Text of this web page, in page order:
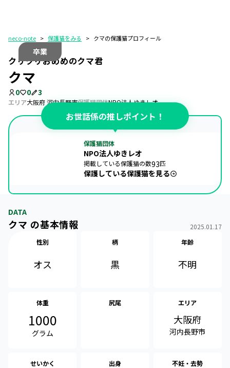
neco-note > 保護猫をみる > クマの保護猫プロフィール
卒業
クリクリおめめのクマ君
クマ
0 0 3
エリア大阪府 河内長野市保護猫団体NPO法人ゆきレオ
お世話係の推しポイント！
保護猫団体
NPO法人ゆきレオ
掲載している保護猫の数93匹
保護している保護猫を見る
DATA
クマ の基本情報
2025.01.17
性別
オス
柄
黒
年齢
不明
体重
1000
グラム
尻尾 エリア
大阪府
河内長野市
せいかく 出身 不妊・去勢